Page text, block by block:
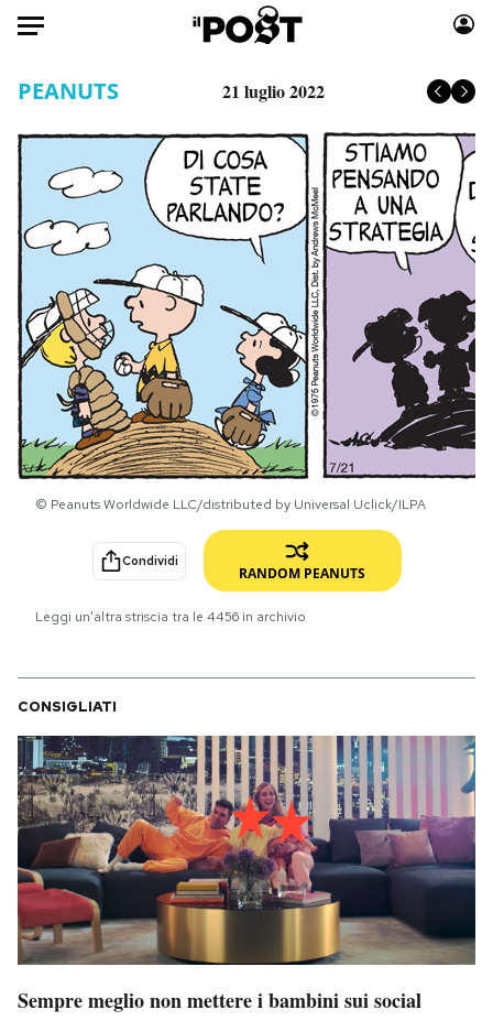
HOME
Italia
Politica
Tecnologia
Internet
Scienza
Cultura
Economia
Sport
Moda
Libri
Consumismi
Storie/Idee
Ok Boomer!
Media
Europa
Altrecose
Mondiali calcio 2026
PODCAST
NEWSLETTER
I MIEI PREFERITI
SHOP
CALENDARIO
AREA PERSONALE
Area Personale
Notifiche mobile
PEANUTS 21 luglio 2022
© Peanuts Worldwide LLC/distributed by Universal Uclick/ILPA
Condividi
RANDOM PEANUTS
Leggi un'altra striscia tra le 4456 in archivio
CONSIGLIATI
Sempre meglio non mettere i bambini sui social